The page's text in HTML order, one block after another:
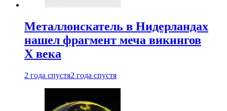
Металлоискатель в Нидерландах
нашел фрагмент меча викингов
X века
2 года спустя2 года спустя